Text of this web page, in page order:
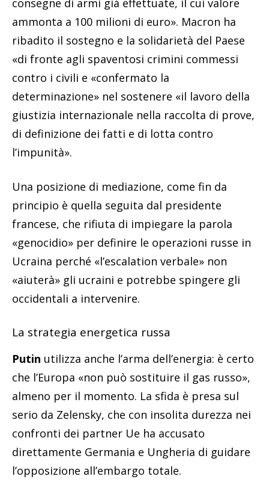
consegne di armi già effettuate, il cui valore
ammonta a 100 milioni di euro». Macron ha
ribadito il sostegno e la solidarietà del Paese
«di fronte agli spaventosi crimini commessi
contro i civili e «confermato la
determinazione» nel sostenere «il lavoro della
giustizia internazionale nella raccolta di prove,
di definizione dei fatti e di lotta contro
l’impunità».
Una posizione di mediazione, come fin da
principio è quella seguita dal presidente
francese, che rifiuta di impiegare la parola
«genocidio» per definire le operazioni russe in
Ucraina perché «l’escalation verbale» non
«aiuterà» gli ucraini e potrebbe spingere gli
occidentali a intervenire.
La strategia energetica russa
Putin utilizza anche l’arma dell’energia: è certo
che l’Europa «non può sostituire il gas russo»,
almeno per il momento. La sfida è presa sul
serio da Zelensky, che con insolita durezza nei
confronti dei partner Ue ha accusato
direttamente Germania e Ungheria di guidare
l’opposizione all’embargo totale.